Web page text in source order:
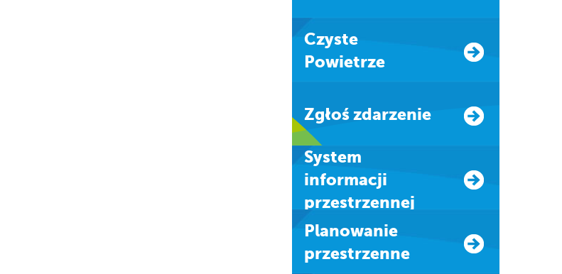
Czyste
Powietrze
Zgłoś zdarzenie
system
informacji
przestrzennej
Planowanie
przestrzenne